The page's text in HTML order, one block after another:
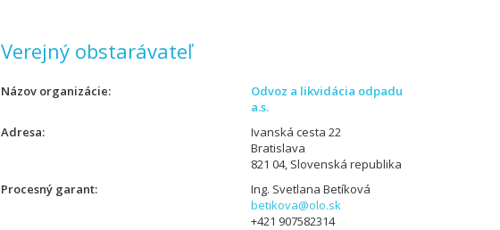
Verejný obstarávateľ
Názov organizácie
Odvoz a likvidácia odpadu
a.s.
Adresa
Ivanská cesta 22
Bratislava
821 04, Slovenská republika
Procesný garant
Ing. Svetlana Betíková
betikova@olo.sk
+421 907582314